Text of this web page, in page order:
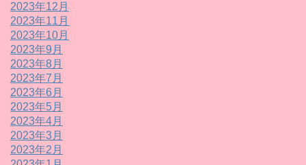
2023年12月
2023年11月
2023年10月
2023年9月
2023年8月
2023年7月
2023年6月
2023年5月
2023年4月
2023年3月
2023年2月